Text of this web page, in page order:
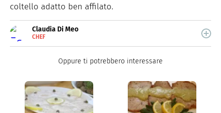
coltello adatto ben affilato.
Claudia Di Meo
CHEF
Dopo una vita passata and inseguire il sogno di
scrivere su un piatto è nettamente più bello che
giacca bianca da chef, si sposta nella dimensione del
sogno. La stessa dimensione che porta in tavola.
Oppure ti potrebbero interessare